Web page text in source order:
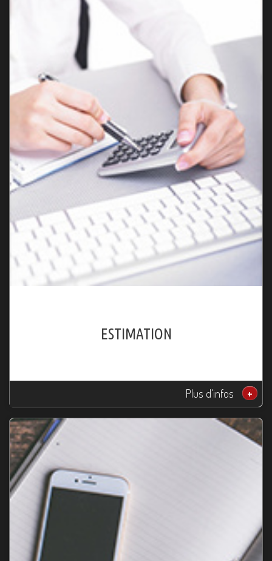
ESTIMATION
Plus d'infos +